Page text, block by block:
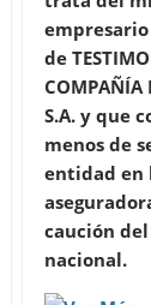
de
COMPAÑÍA
S.A. y que
menos de
entidad en
caución
nacional.